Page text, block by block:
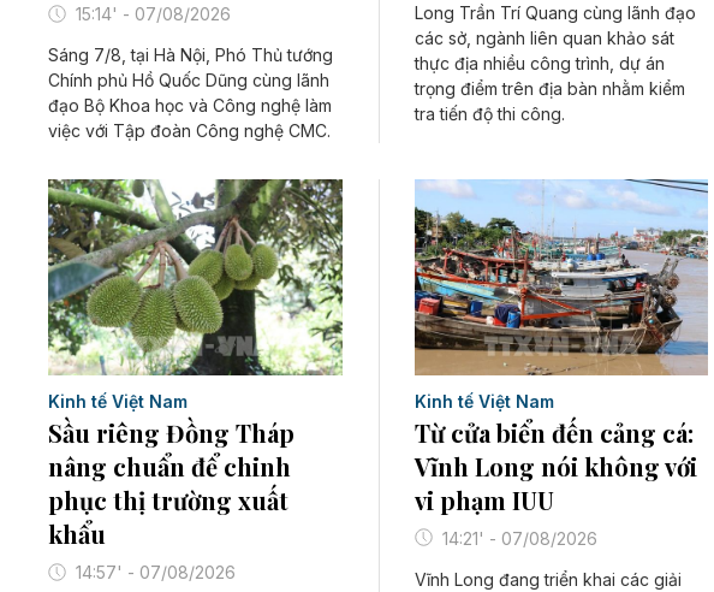
15:14' - 07/08/2026
Sáng 7/8, tại Hà Nội, Phó Thủ tướng
Chính phủ Hồ Quốc Dũng cùng lãnh
đạo Bộ Khoa học và Công nghệ làm
việc với Tập đoàn Công nghệ CMC.
Long Trần Trí Quang cùng lãnh đạo
các sở, ngành liên quan khảo sát
thực địa nhiều công trình, dự án
trọng điểm trên địa bàn nhằm kiểm
tra tiến độ thi công.
Kinh tế Việt Nam
Sầu riêng Đồng Tháp
nâng chuẩn để chinh
phục thị trường xuất
khẩu
14:57' - 07/08/2026
Kinh tế Việt Nam
Từ cửa biển đến cảng cá:
Vĩnh Long nói không với
vi phạm IUU
14:21' - 07/08/2026
Vĩnh Long đang triển khai các giải